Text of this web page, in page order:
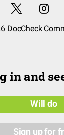
DocCheck
in and
Will do
Sign up for